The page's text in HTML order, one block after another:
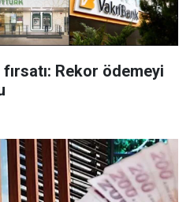
Rekor ödemeyi